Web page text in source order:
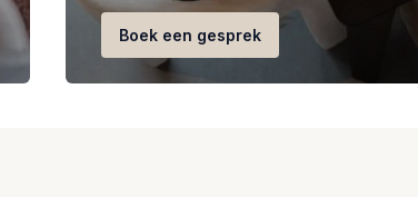
Boek een gesprek